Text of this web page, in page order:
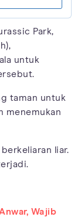
Park,
untuk
taman untuk
menemukan
liar.
Wajib